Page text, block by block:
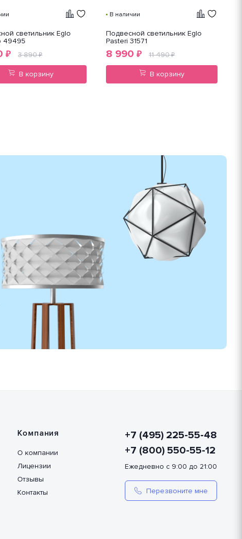
светильник Eglo
49495
₽ 3 890₽
В корзину
В наличии
Подвесной светильник Eglo
Pasteri 31571
8 990 ₽ 11 490₽
В корзину
Компания
О компании
Лицензии
Отзывы
Контакты
+7 (495) 225-55-48
+7 (800) 550-55-12
Ежедневно с 9:00 до 21:00
Перезвоните мне